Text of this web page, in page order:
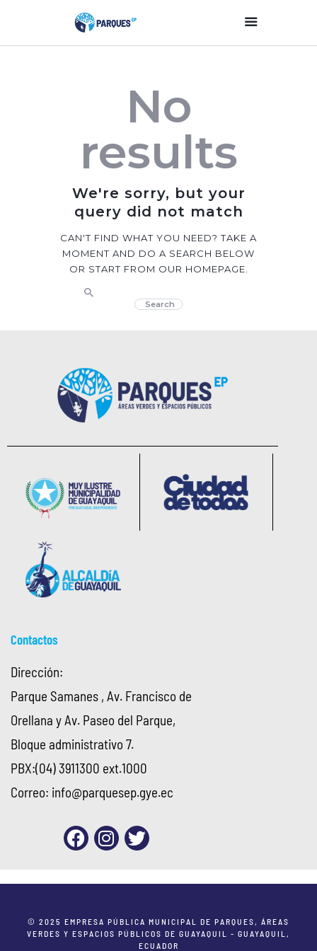
Parques Y Plazas
Participación
Ciudadana
Planificación
Transparencia
Contacto
No
results
We're sorry, but your
query did not match
CAN'T FIND WHAT YOU NEED? TAKE A
MOMENT AND DO A SEARCH BELOW
OR START FROM OUR HOMEPAGE
Contactos
Dirección:
Parque Samanes , Av. Francisco de
Orellana y Av. Paseo del Parque,
Bloque administrativo 7.
PBX:(04) 3911300 ext.1000
Correo: info@parquesep.gye.ec
© 2025 EMPRESA PÚBLICA MUNICIPAL DE PARQUES, ÁREAS
VERDES Y ESPACIOS PÚBLICOS DE GUAYAQUIL - GUAYAQUIL,
ECUADOR